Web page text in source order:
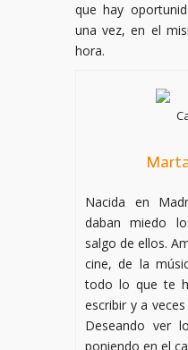
que hay
una vez, en el
hora.
Nacida en
daban miedo
salgo de ellos.
cine, de la
todo lo que te
escribir y a
Deseando ver
poniendo en el